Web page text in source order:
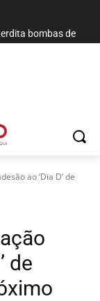
bombas de
ao ‘Dia D’ de
de